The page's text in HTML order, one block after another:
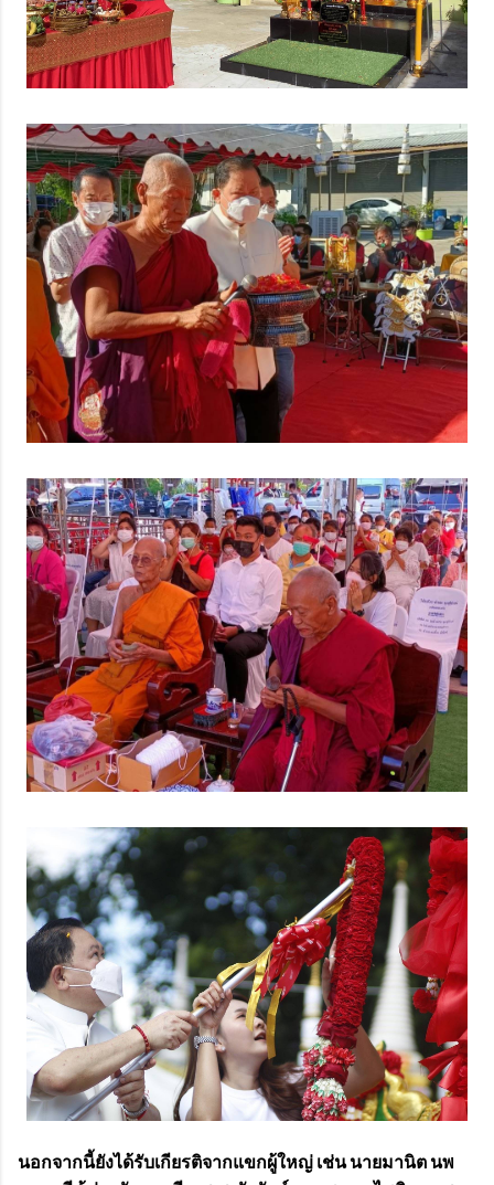
นอกจากนี้ยังได้รับเกียรติจากแขกผู้ใหญ่ เช่น นายมานิต นพ